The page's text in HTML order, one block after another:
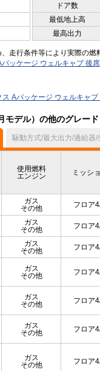
ドア数
最低地上高
最高出力
走行条件等により実際の燃
ッケージ ウェルキャブ 後
Aパッケージ ウェルキャ
モデル）の他のグレード
駆動方式/最大出力/過給器
使用燃料
エンジン
ミッシ
ガス
その他
フロア
ガス
その他
フロア
ガス
その他
フロア
ガス
その他
フロア
ガス
その他
フロア
ガス
その他
フロア
ガス
その他
フロア